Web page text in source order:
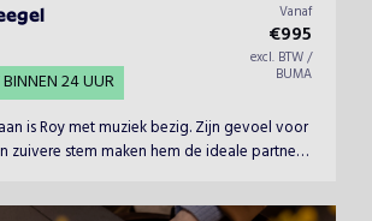
24 UUR
Vanaf
€995
excl. BTW /
BUMA
is Roy met muziek bezig. Zijn gevoel voor
zuivere stem maken hem de ideale partner